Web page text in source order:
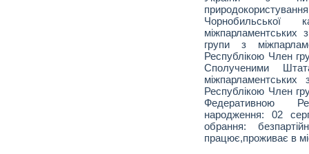
міжпарламентських
групи з
Республікою Член
Сполученими
міжпарламентських
Республікою Член
Федеративною
народження: 02
обрання:
працює,проживає в